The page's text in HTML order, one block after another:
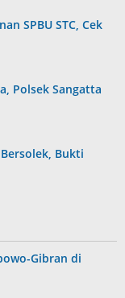
SPBU STC, Cek
Polsek Sangatta
Bukti
Gibran di